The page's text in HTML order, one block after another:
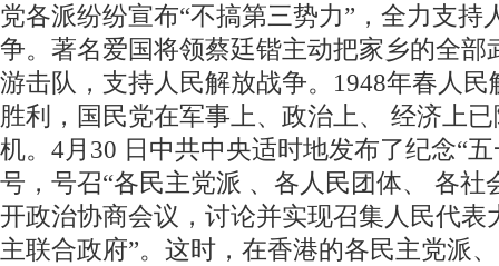
党各派纷纷宣布“不搞第三势力”，全力支持
争。著名爱国将领蔡廷锴主动把家乡的全部
游击队，支持人民解放战争。1948年春人民
胜利，国民党在军事上、政治上、 经济上
机。4月30 日中共中央适时地发布了纪念“
号，号召“各民主党派 、各人民团体、 各社
开政治协商会议，讨论并实现召集人民代表
主联合政府”。这时，在香港的各民主党派